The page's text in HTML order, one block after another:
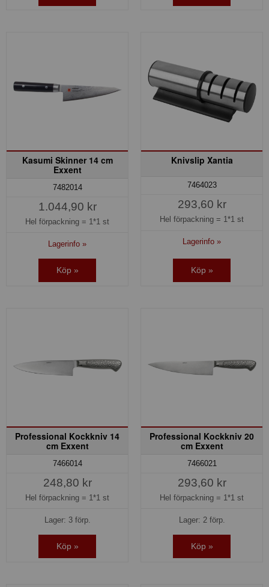
Kasumi Skinner 14 cm
Exxent
7482014
1.044,90 kr
Hel förpackning = 1*1 st
Lagerinfo »
Köp »
Knivslip Xantia
7464023
293,60 kr
Hel förpackning = 1*1 st
Lagerinfo »
Köp »
Professional Kockkniv 14
cm Exxent
7466014
248,80 kr
Hel förpackning = 1*1 st
Lager: 3 förp.
Köp »
Professional Kockkniv 20
cm Exxent
7466021
293,60 kr
Hel förpackning = 1*1 st
Lager: 2 förp.
Köp »